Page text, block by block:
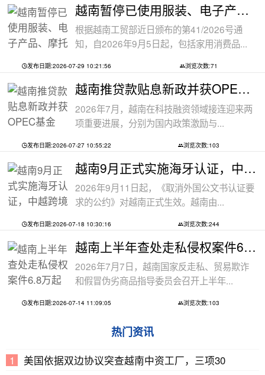
越南暂停已使用服装、电子产品、摩托车
根据越南工贸部近日颁布的第41/2026号通
知，自2026年9月5日起，包括家用消费品...
发布日期:2026-07-29 10:21:56 浏览次数:71
越南推贷款贴息新政并获OPEC基金5000万美
2026年7月，越南在科技融资领域接连迎来两
项重要进展，分别为国内政策激励与...
发布日期:2026-07-27 10:55:22 浏览次数:103
越南9月正式实施海牙认证，中越跨境文件
2026年9月11日起，《取消外国公文书认证要
求的公约》对越南正式生效。越南由...
发布日期:2026-07-18 10:30:16 浏览次数:244
越南上半年查处走私侵权案件6.8万起
2026年7月7日，越南国家反走私、贸易欺诈
和假冒伪劣商品指导委员会召开上半年...
发布日期:2026-07-14 11:09:05 浏览次数:103
热门资讯
美国依据双边协议突查越南中资工厂，三项30